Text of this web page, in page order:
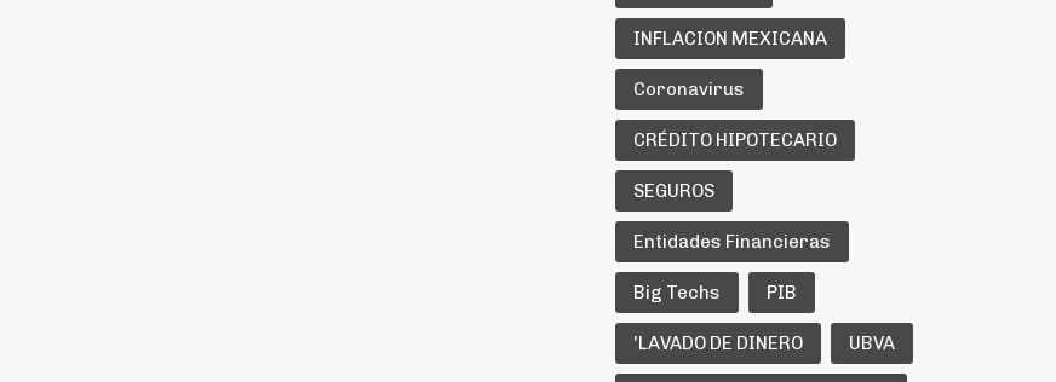
INFLACION MEXICANA
Coronavirus
CRÉDITO HIPOTECARIO
SEGUROS
Entidades Financieras
Big Techs PIB
'LAVADO DE DINERO UBVA